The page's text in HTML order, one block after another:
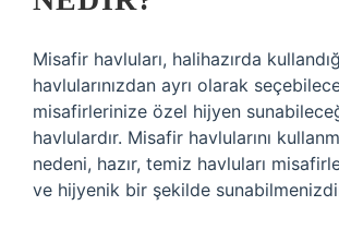
Misafir havluları, halihazırda
havlularınızdan ayrı olarak
misafirlerinize özel hijyen
havlulardır. Misafir havlularını
nedeni, hazır, temiz havluları
ve hijyenik bir şekilde